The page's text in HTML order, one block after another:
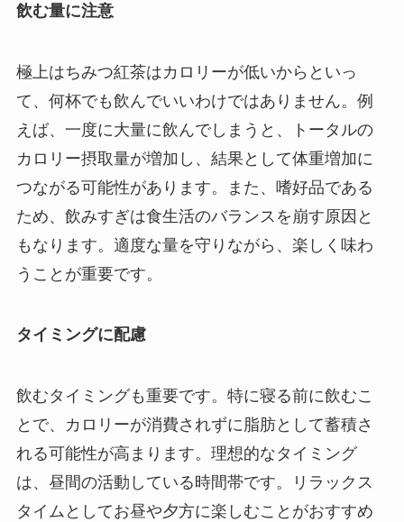
飲む量に注意
極上はちみつ紅茶はカロリーが低いからといっ
て、何杯でも飲んでいいわけではありません。例
えば、一度に大量に飲んでしまうと、トータルの
カロリー摂取量が増加し、結果として体重増加に
つながる可能性があります。また、嗜好品である
ため、飲みすぎは食生活のバランスを崩す原因と
もなります。適度な量を守りながら、楽しく味わ
うことが重要です。
タイミングに配慮
飲むタイミングも重要です。特に寝る前に飲むこ
とで、カロリーが消費されずに脂肪として蓄積さ
れる可能性が高まります。理想的なタイミング
は、昼間の活動している時間帯です。リラックス
タイムとしてお昼や夕方に楽しむことがおすすめ